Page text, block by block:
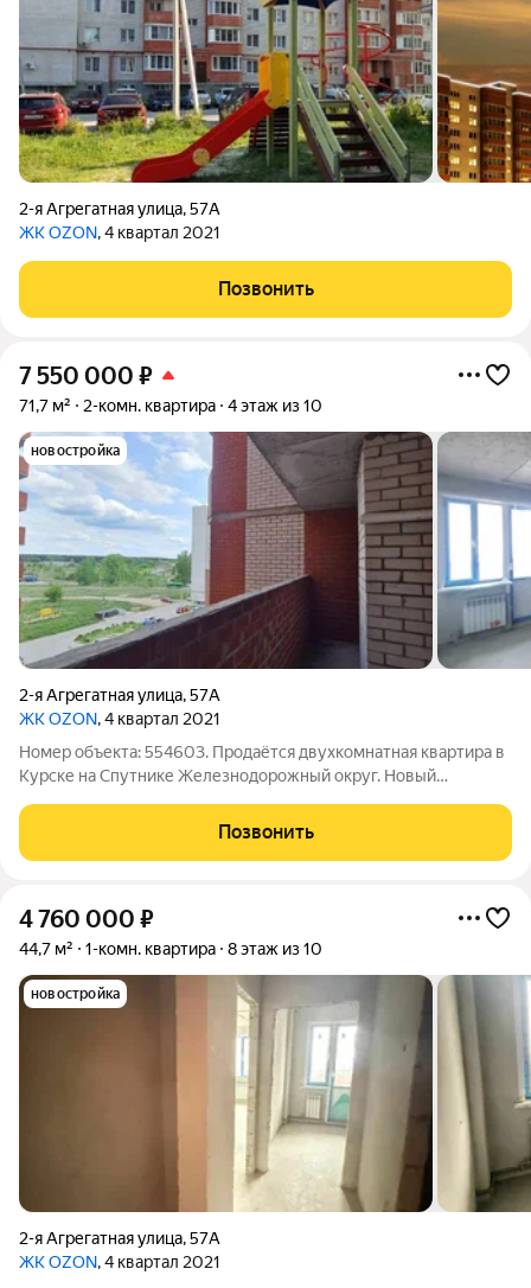
2-я Агрегатная улица,57А
ЖК OZON, 4 квартал 2021
Позвонить
7 550 000 ₽
71,7 м² 2-комн. квартира 4 этаж из 10
новостройка
2-я Агрегатная улица,57А
ЖК OZON, 4 квартал 2021
Номер объекта: 554603. Продаётся двухкомнатная квартира в
Курске на Спутнике Железнодорожный округ. Новый
Вашу недвижимость под реализацию. Квартира не угловая с
черновой отделкой, поквартирное
Позвонить
4 760 000 ₽
44,7 м² 1-комн. квартира 8 этаж из 10
новостройка
2-я Агрегатная улица,57А
ЖК OZON, 4 квартал 2021